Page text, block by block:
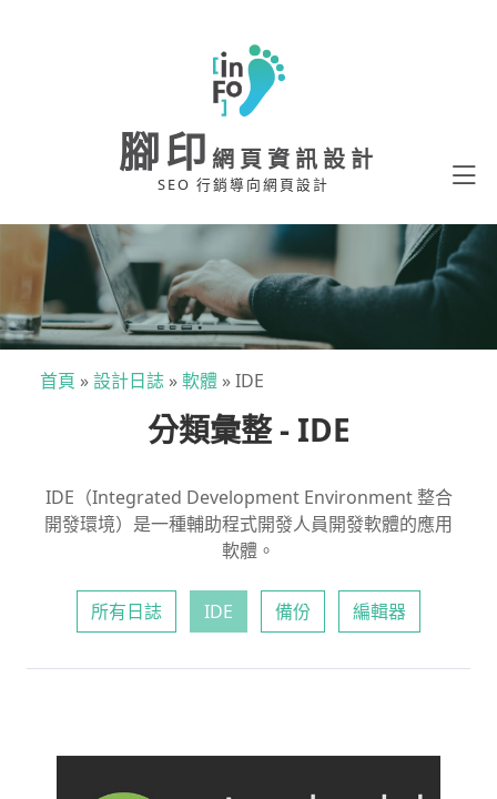
腳印 網頁資訊設計
SEO 行銷導向網頁設計
首頁 »設計日誌 »軟體 »IDE
分類彙整 - IDE
IDE（Integrated Development Environment 整合
開發環境）是一種輔助程式開發人員開發軟體的應用
軟體。
所有日誌 IDE 備份 編輯器